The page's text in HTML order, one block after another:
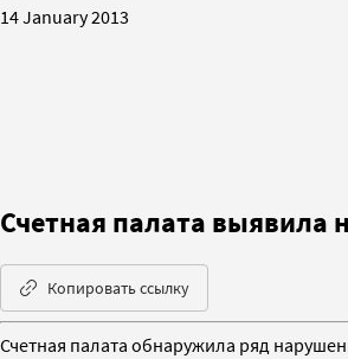
14 January 2013
Счетная палата выявила
Копировать ссылку
Счетная палата обнаружила ряд